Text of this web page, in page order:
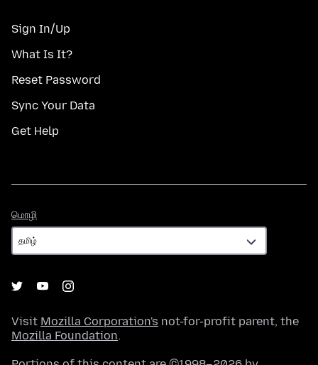
Sign In/Up
What Is It?
Reset Password
Sync Your Data
Get Help
மொழி
Visit Mozilla Corporation's not-for-profit parent, the
Mozilla Foundation.